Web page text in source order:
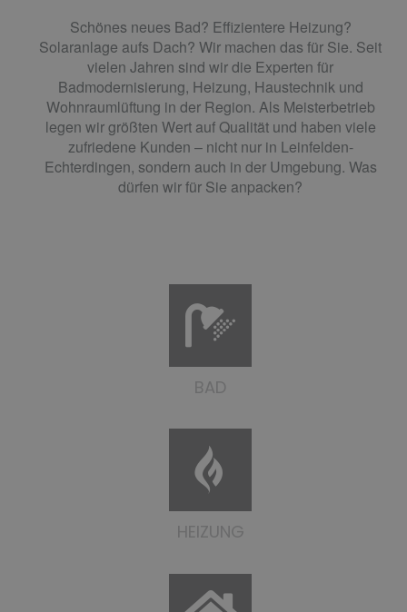
Schönes neues Bad? Effizientere Heizung?
Solaranlage aufs Dach? Wir machen das für Sie. Seit
vielen Jahren sind wir die Experten für
Badmodernisierung, Heizung, Haustechnik und
Wohnraumlüftung in der Region. Als Meisterbetrieb
legen wir größten Wert auf Qualität und haben viele
zufriedene Kunden – nicht nur in Leinfelden-
Echterdingen, sondern auch in der Umgebung. Was
dürfen wir für Sie anpacken?
BAD
HEIZUNG